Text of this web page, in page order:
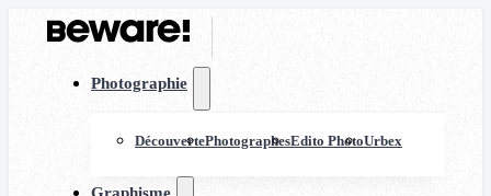
Photographie
DécouvertePhotographesEdito PhotoUrbex
Graphisme